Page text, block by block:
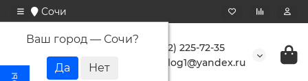
Сочи
Ваш город — Сочи?
+7 (862) 225-72-35
buranlog1@yandex.ru